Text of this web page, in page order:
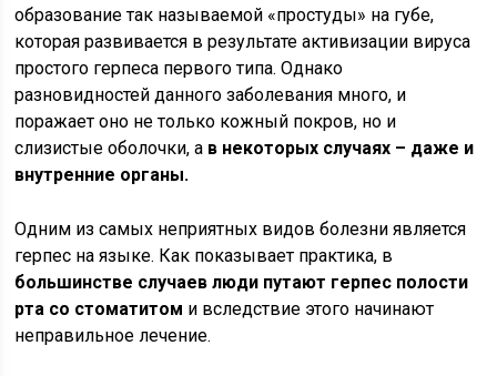
образование так называемой «простуды» на губе,
которая развивается в результате активизации вируса
простого герпеса первого типа. Однако
разновидностей данного заболевания много, и
поражает оно не только кожный покров, но и
слизистые оболочки, а в некоторых случаях – даже и
внутренние органы.
Одним из самых неприятных видов болезни является
герпес на языке. Как показывает практика, в
большинстве случаев люди путают герпес полости
рта со стоматитом и вследствие этого начинают
неправильное лечение.